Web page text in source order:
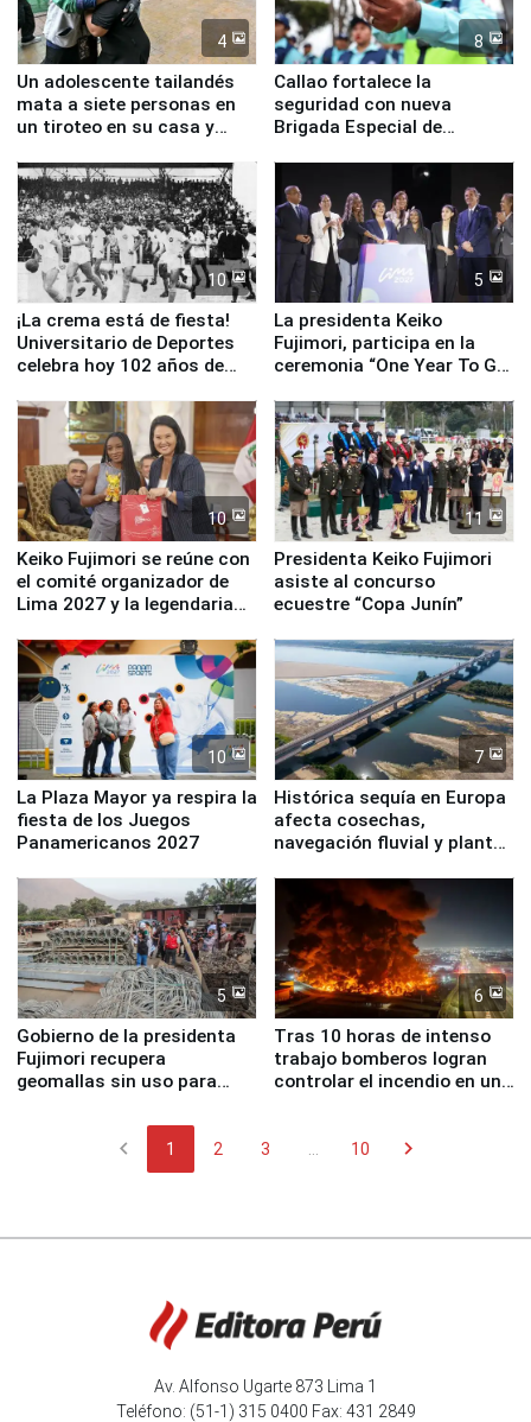
4
Un adolescente tailandés
mata a siete personas en
un tiroteo en su casa y
8
Callao fortalece la
seguridad con nueva
Brigada Especial de
equipamiento para
Serenazgo
10
¡La crema está de fiesta!
Universitario de Deportes
celebra hoy 102 años de
5
La presidenta Keiko
Fujimori, participa en la
ceremonia “One Year To Go
10
Keiko Fujimori se reúne con
el comité organizador de
Lima 2027 y la legendaria
11
Presidenta Keiko Fujimori
asiste al concurso
ecuestre “Copa Junín”
10
La Plaza Mayor ya respira la
fiesta de los Juegos
Panamericanos 2027
7
Histórica sequía en Europa
afecta cosechas,
navegación fluvial y plantas
5
Gobierno de la presidenta
Fujimori recupera
geomallas sin uso para
Fenómeno El Niño
6
Tras 10 horas de intenso
trabajo bomberos logran
controlar el incendio en una
chevron_left 1 2 3 10 chevron_right
Av. Alfonso Ugarte 873 Lima 1
Teléfono: (51-1) 315 0400 Fax: 431 2849